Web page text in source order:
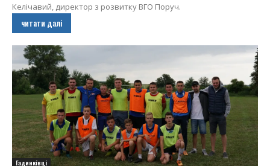
Келічавий, директор з розвитку ВГО Поруч.
читати далі
Гадинківці